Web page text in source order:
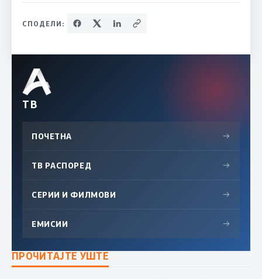
СПОДЕЛИ:
ТВ
ПОЧЕТНА →
ТВ РАСПОРЕД →
СЕРИИ И ФИЛМОВИ →
ЕМИСИИ →
ПРОЧИТАЈТЕ УШТЕ